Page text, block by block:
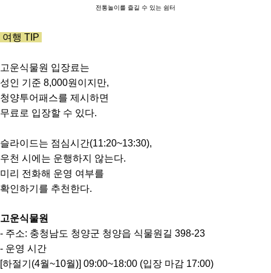
전통놀이를 즐길 수 있는 쉼터
여행 TIP
고운식물원 입장료는
성인 기준 8,000원이지만,
청양투어패스를 제시하면
무료로 입장할 수 있다.
슬라이드는 점심시간(11:20~13:30),
우천 시에는 운행하지 않는다.
미리 전화해 운영 여부를
확인하기를 추천한다.
고운식물원
- 주소: 충청남도 청양군 청양읍 식물원길 398-23
- 운영 시간
[하절기(4월~10월)] 09:00~18:00 (입장 마감 17:00)